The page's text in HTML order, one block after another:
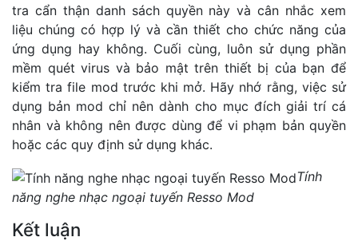
tra cẩn thận danh sách quyền này và cân nhắc xem
liệu chúng có hợp lý và cần thiết cho chức năng của
ứng dụng hay không. Cuối cùng, luôn sử dụng phần
mềm quét virus và bảo mật trên thiết bị của bạn để
kiểm tra file mod trước khi mở. Hãy nhớ rằng, việc sử
dụng bản mod chỉ nên dành cho mục đích giải trí cá
nhân và không nên được dùng để vi phạm bản quyền
hoặc các quy định sử dụng khác.
Tính
năng nghe nhạc ngoại tuyến Resso Mod
Kết luận